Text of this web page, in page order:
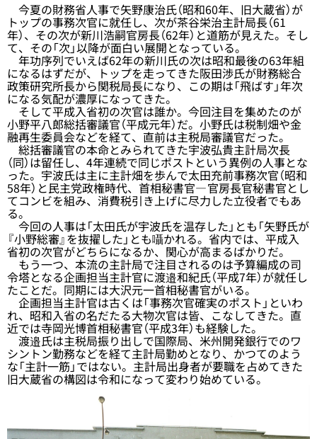
今夏の財務省人事で矢野康治氏（昭和60年、旧大蔵省）が
トップの事務次官に就任し、次が茶谷栄治主計局長（61
年）、その次が新川浩嗣官房長（62年）と道筋が見えた。そし
て、その「次」以降が面白い展開となっている。
年功序列でいえば62年の新川氏の次は昭和最後の63年組
になるはずだが、トップを走ってきた阪田渉氏が財務総合
政策研究所長から関税局長になり、この期は「飛ばす」年次
になる気配が濃厚になってきた。
そして平成入省初の次官は誰か。今回注目を集めたのが
小野平八郎総括審議官（平成元年）だ。小野氏は税制畑や金
融再生委員会などを経て、直前は主税局審議官だった。
総括審議官の本命とみられてきた宇波弘貴主計局次長
（同）は留任し、4年連続で同じポストという異例の人事とな
った。宇波氏は主に主計畑を歩んで太田充前事務次官（昭和
58年）と民主党政権時代、首相秘書官― 官房長官秘書官とし
てコンビを組み、消費税引き上げに尽力した立役者でもあ
る。
今回の人事は「太田氏が宇波氏を温存した」とも「矢野氏が
『小野総審』を抜擢した」とも囁かれる。省内では、平成入
省初の次官がどちらになるか、関心が高まるばかりだ。
もう一つ、本流の主計局で注目されるのは予算編成の司
令塔となる企画担当主計官に渡邉和紀氏（平成7年）が就任し
たことだ。同期には大沢元一首相秘書官がいる。
企画担当主計官は古くは「事務次官確実のポスト」といわ
れ、昭和入省の名だたる大物次官は皆、こなしてきた。直
近では寺岡光博首相秘書官（平成3年）も経験した。
渡邉氏は主税局振り出しで国際局、米州開発銀行でのワ
シントン勤務などを経て主計局勤めとなり、かつてのよう
な「主計一筋」ではない。主計局出身者が要職を占めてきた
旧大蔵省の構図は令和になって変わり始めている。